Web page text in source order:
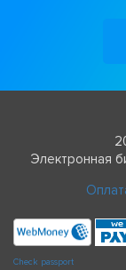
Электронная
Check passport